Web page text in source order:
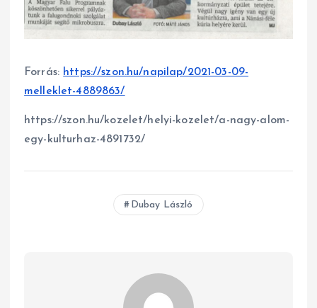
Forrás: https://szon.hu/napilap/2021-03-09-
melleklet-4889863/
https://szon.hu/kozelet/helyi-kozelet/a-nagy-alom-
egy-kulturhaz-4891732/
Dubay László